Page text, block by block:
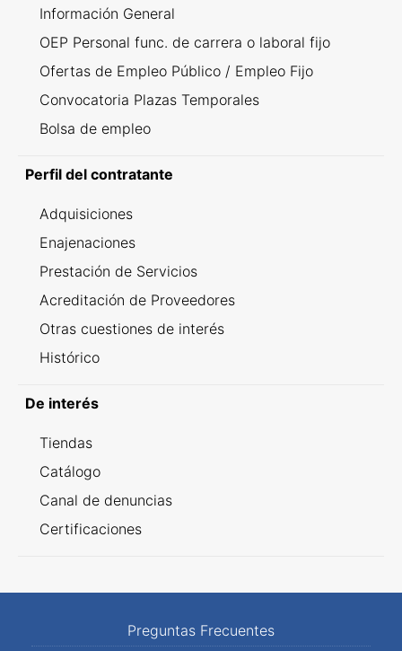
Información General
OEP Personal func. de carrera o laboral fijo
Ofertas de Empleo Público / Empleo Fijo
Convocatoria Plazas Temporales
Bolsa de empleo
Perfil del contratante
Adquisiciones
Enajenaciones
Prestación de Servicios
Acreditación de Proveedores
Otras cuestiones de interés
Histórico
De interés
Tiendas
Catálogo
Canal de denuncias
Certificaciones
Preguntas Frecuentes